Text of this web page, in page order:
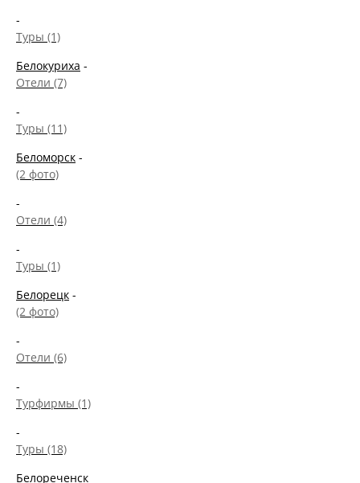
-
Туры (1)
Белокуриха -
Отели (7)
-
Туры (11)
Беломорск -
(2 фото)
-
Отели (4)
-
Туры (1)
Белорецк -
(2 фото)
-
Отели (6)
-
Турфирмы (1)
-
Туры (18)
Белореченск